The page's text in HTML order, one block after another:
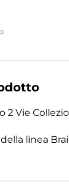
2 Vie
linea